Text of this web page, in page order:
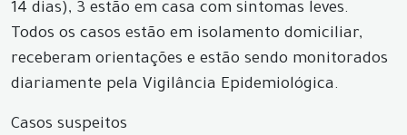
14 dias), 3 estão em casa com sintomas leves.
Todos os casos estão em isolamento domiciliar,
receberam orientações e estão sendo monitorados
diariamente pela Vigilância Epidemiológica.
Casos suspeitos